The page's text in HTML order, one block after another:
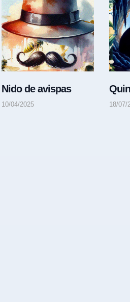
Nido de avispas
10/04/2025 18/07/